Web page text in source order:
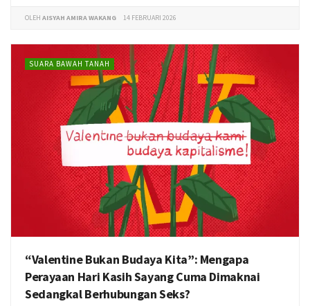
OLEH AISYAH AMIRA WAKANG 14 FEBRUARI 2026
SUARA BAWAH TANAH
“Valentine Bukan Budaya Kita”: Mengapa
Perayaan Hari Kasih Sayang Cuma Dimaknai
Sedangkal Berhubungan Seks?